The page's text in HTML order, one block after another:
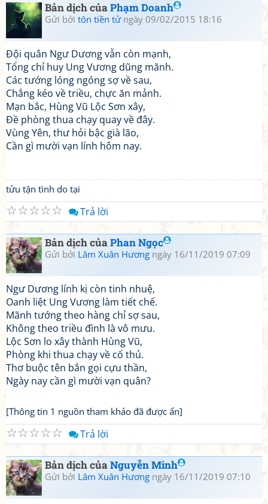
Bản dịch củaPhạm Doanh
Gửi bởi tôn tiền tửngày 09/02/2015 18:16
Đội quân Ngư Dương vẫn còn mạnh,
Tổng chỉ huy Ung Vương dũng mãnh.
Các tướng lóng ngóng sợ về sau,
Chẳng kéo về triều, chực ăn mảnh.
Mạn bắc, Hùng Vũ Lộc Sơn xây,
Đề phòng thua chạy quay về đây.
Vùng Yên, thư hỏi bậc già lão,
Cần gì mười vạn lính hôm nay.
tửu tận tình do tại
☆
☆
☆
☆
☆ Trả lời
Bản dịch củaPhan Ngọc
Gửi bởi Lâm Xuân Hương ngày 16/11/2019 07:09
Ngư Dương lính kị còn tinh nhuệ,
Oanh liệt Ung Vương làm tiết chế.
Mãnh tướng theo hàng chỉ sợ sau,
Không theo triều đình là vô mưu.
Lộc Sơn lo xây thành Hùng Vũ,
Phòng khi thua chạy về cố thủ.
Thơ buộc tên bắn gọi cựu thần,
Ngày nay cần gì mười vạn quân?
[Thông tin 1 nguồn tham khảo đã được ẩn]
☆
☆
☆
☆
☆ Trả lời
Bản dịch củaNguyễn Minh
Gửi bởi Lâm Xuân Hương ngày 16/11/2019 07:10